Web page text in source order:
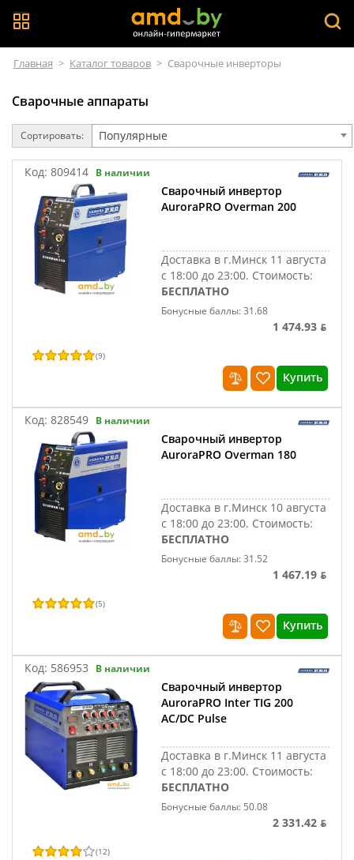
Главная > Каталог товаров > Сварочные инверторы
Сварочные аппараты
Сортировать: Популярные
Код: 809414 В наличии
Сварочный инвертор
AuroraPRO Overman 200
Доставка в г.Минск 11 августа
с 18:00 до 23:00. Стоимость:
БЕСПЛАТНО
Бонусные баллы: 31.68
1 474.93 ƃ
(9)
Купить
Код: 828549 В наличии
Сварочный инвертор
AuroraPRO Overman 180
Доставка в г.Минск 10 августа
с 18:00 до 23:00. Стоимость:
БЕСПЛАТНО
Бонусные баллы: 31.52
1 467.19 ƃ
(5)
Купить
Код: 586953 В наличии
Сварочный инвертор
AuroraPRO Inter TIG 200
AC/DC Pulse
Доставка в г.Минск 11 августа
с 18:00 до 23:00. Стоимость:
БЕСПЛАТНО
Бонусные баллы: 50.08
2 331.42 ƃ
(12)